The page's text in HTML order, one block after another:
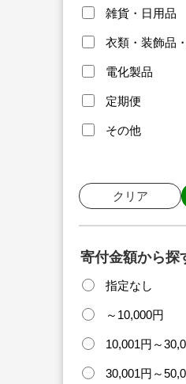
雑貨・日用品
衣類・装飾品
電化製品
定期便
その他
クリア
寄付金額から探
指定なし
～10,000円
10,001円～
30,001円～